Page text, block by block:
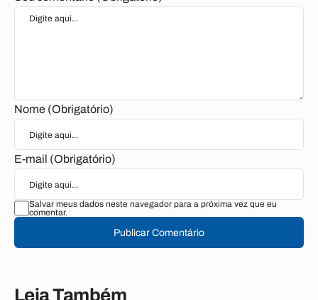
Nome (Obrigatório)
E-mail (Obrigatório)
Salvar meus dados neste navegador para a próxima vez que eu
comentar.
Publicar Comentário
Leia Também